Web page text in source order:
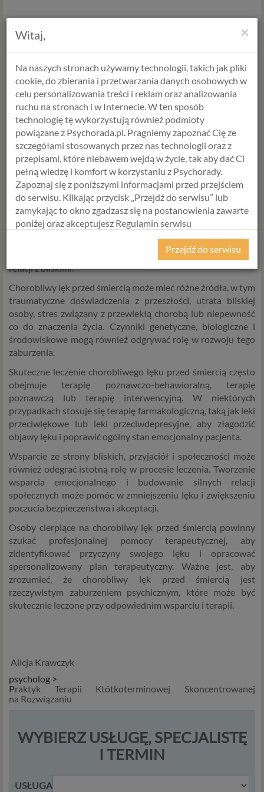
A co jeśli lęk staje się chorobliwy?
wpływać na codzienne funkcjonowanie i jakość życia. Jest to
stan, w którym myśli o śmierci prowadzą do niezwykle silnych
reakcji lękowych, które mogą być trudne do opanowania i
kontrolowania. Osoby cierpiące na chorobliwy lęk przed
śmiercią mogą doświadczać szeregu objawów i zachowań,
które znacząco wpływają na ich zdrowie psychiczne i
emocjonalne. Mogą doświadczać częstych ataków paniki,
niepokoju, bezsenności, koszmarów oraz chronicznej obawy
przed własną śmiercią lub śmiercią bliskich. Ten lęk może
prowadzić do izolacji społecznej i ograniczania codziennych
aktywności z powodu ciągłego stresu. Może mieć negatywny
wpływ na relacje interpersonalne, wydajność w pracy oraz
zdrowie fizyczne i psychiczne. Osoby dotknięte tym
zaburzeniem często mają trudności z funkcjonowaniem w
społeczeństwie, co może prowadzić do izolacji i osłabienia
relacji z bliskimi.
Chorobliwy lęk przed śmiercią może mieć różne źródła, w tym
traumatyczne doświadczenia z przeszłości, utrata bliskiej
osoby, stres związany z przewlekłą chorobą lub niepewność
co do znaczenia życia. Czynniki genetyczne, biologiczne i
środowiskowe mogą również odgrywać rolę w rozwoju tego
zaburzenia.
Skuteczne leczenie chorobliwego lęku przed śmiercią często
obejmuje terapię poznawczo-behawioralną, terapię
poznawczą lub terapię interwencyjną. W niektórych
przypadkach stosuje się terapię farmakologiczną, taką jak leki
przeciwlękowe lub leki przeciwdepresyjne, aby złagodzić
objawy lęku i poprawić ogólny stan emocjonalny pacjenta.
Wsparcie ze strony bliskich, przyjaciół i społeczności może
również odegrać istotną rolę w procesie leczenia. Tworzenie
wsparcia emocjonalnego i budowanie silnych relacji
społecznych może pomóc w zmniejszeniu lęku i zwiększeniu
poczucia bezpieczeństwa i akceptacji.
Osoby cierpiące na chorobliwy lęk przed śmiercią powinny
szukać profesjonalnej pomocy terapeutycznej, aby
zidentyfikować przyczyny swojego lęku i opracować
spersonalizowany plan terapeutyczny. Ważne jest, aby
zrozumieć, że chorobliwy lęk przed śmiercią jest
rzeczywistym zaburzeniem psychicznym, które może być
skutecznie leczone przy odpowiednim wsparciu i terapii.
Alicja Krawczyk
psycholog >
Praktyk Terapii Któtkoterminowej Skoncentrowanej
na Rozwiązaniu
WYBIERZ USŁUGĘ, SPECJALISTĘ
I TERMIN
USŁUGA
×
Witaj,
Na naszych stronach używamy technologii, takich jak pliki
cookie, do zbierania i przetwarzania danych osobowych w
celu personalizowania treści i reklam oraz analizowania
ruchu na stronach i w Internecie. W ten sposób
technologię tę wykorzystują również podmioty
powiązane z Psychorada.pl. Pragniemy zapoznać Cię ze
szczegółami stosowanych przez nas technologii oraz z
przepisami, które niebawem wejdą w życie, tak aby dać Ci
pełną wiedzę i komfort w korzystaniu z Psychorady.
Zapoznaj się z poniższymi informacjami przed przejściem
do serwisu. Klikając przycisk „Przejdź do serwisu” lub
zamykając to okno zgadzasz się na postanowienia zawarte
poniżej oraz akceptujesz Regulamin serwisu
Psychorada.pl i Politykę Prywatności.
Rozporządzenie Parlamentu Europejskiego i Rady (UE)
2016/679 z dnia 27 kwietnia 2016 r. w sprawie ochrony
osób fizycznych w związku z przetwarzaniem danych
osobowych i w sprawie swobodnego przepływu takich
danych oraz uchylenia dyrektywy 95/46/WE (określane
popularnie jako „RODO”). RODO obowiązywać będzie w
identycznym zakresie we wszystkich krajach Unii
Europejskiej, a więc także w Polsce i wprowadza szereg
zmian w zasadach regulujących przetwarzanie danych
osobowych, które będą miały wpływ na wiele dziedzin
życia, w tym na korzystanie z usług internetowych, takich
jak między innymi usługi serwisu Psychorada.pl. W tej
zagadnień dotyczących przetwarzania Twoich danych
osobowych, jakie może mieć miejsce po 25 maja 2018 r. w
związku z korzystaniem z naszych usług. Prosimy Cię o jej
przeczytanie, nie zajmie to więcej niż kilka minut.
Czym są dane osobowe
Dane osobowe to, zgodnie z RODO, informacje o
zidentyfikowanej lub możliwej do zidentyfikowania
osobie fizycznej. W przypadku korzystania z naszego
serwisu takimi danymi są np. adres e-mail, adres IP lub
Twoje dane w serwisie konsultacyjnym czy w innej
usłudze oferowanej przez Psychoradę. Dane osobowe
urządzeniach, których używasz podczas korzystania z
naszych usług.
Podstawa i cel przetwarzania
prawnej. RODO przewiduje kilka rodzajów takich
podstaw prawnych dla przetwarzania danych, a w
przypadkach korzystania z naszych usług wystąpią, co do
zasady trzy z nich:
Przejdź do serwisu